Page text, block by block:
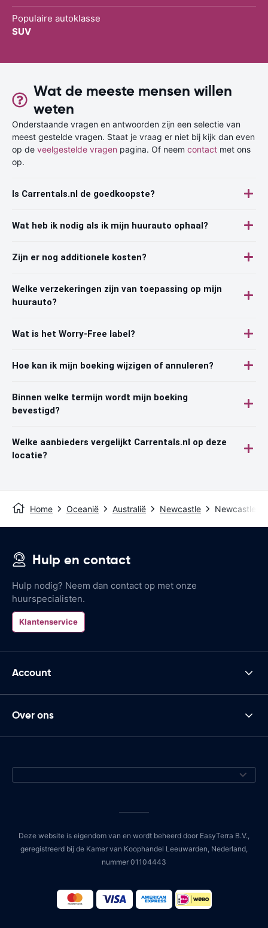
Populaire autoklasse
SUV
Wat de meeste mensen willen
weten
Onderstaande vragen en antwoorden zijn een selectie van
meest gestelde vragen. Staat je vraag er niet bij kijk dan even
op de veelgestelde vragen pagina. Of neem contact met ons
op.
Is Carrentals.nl de goedkoopste?
Wat heb ik nodig als ik mijn huurauto ophaal?
Zijn er nog additionele kosten?
Welke verzekeringen zijn van toepassing op mijn
huurauto?
Wat is het Worry-Free label?
Hoe kan ik mijn boeking wijzigen of annuleren?
Binnen welke termijn wordt mijn boeking
bevestigd?
Welke aanbieders vergelijkt Carrentals.nl op deze
locatie?
Home Oceanië Australië Newcastle Newcastle
Hulp en contact
Hulp nodig? Neem dan contact op met onze
huurspecialisten.
Klantenservice
Account
Over ons
Deze website is eigendom van en wordt beheerd door EasyTerra B.V.,
geregistreerd bij de Kamer van Koophandel Leeuwarden, Nederland,
nummer 01104443